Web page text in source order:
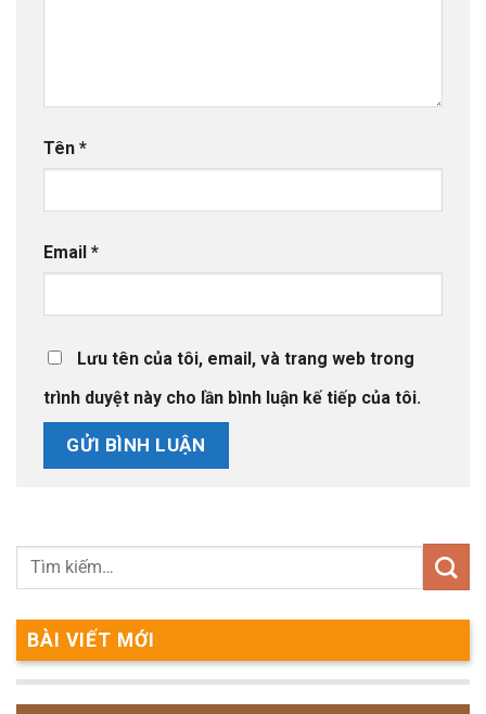
Tên *
Email *
Lưu tên của tôi, email, và trang web trong
trình duyệt này cho lần bình luận kế tiếp của tôi.
BÀI VIẾT MỚI